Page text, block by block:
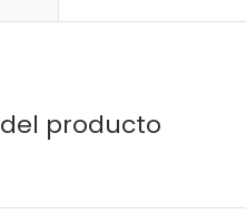
producto